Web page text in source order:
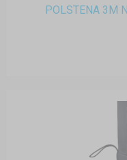
POLSTENA 3M